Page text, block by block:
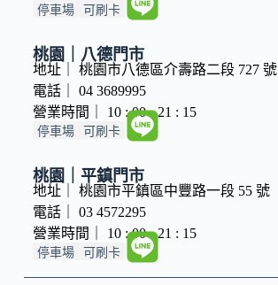
停車場 可刷卡
桃園｜八德門市
地址｜ 桃園市八德區介壽路二段 727 號
電話｜ 04 3689995
營業時間｜ 10 : 00 - 21 : 15
停車場 可刷卡
桃園｜平鎮門市
地址｜ 桃園市平鎮區中豐路一段 55 號
電話｜ 03 4572295
營業時間｜ 10 : 00 - 21 : 15
停車場 可刷卡